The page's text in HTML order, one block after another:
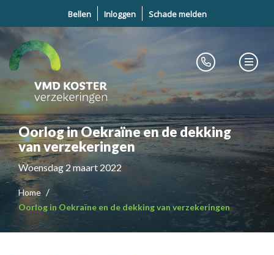
Bellen Inloggen Schade melden
Oorlog in Oekraïne en de dekking
van verzekeringen
Woensdag 2 maart 2022
Home
Oorlog in Oekraïne en de dekking van verzekeringen